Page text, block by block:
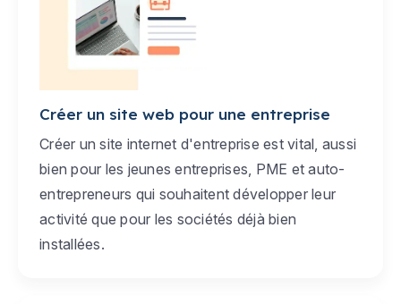
Créer un site web pour une entreprise
Créer un site internet d'entreprise est vital, aussi
bien pour les jeunes entreprises, PME et auto-
entrepreneurs qui souhaitent développer leur
activité que pour les sociétés déjà bien
installées.